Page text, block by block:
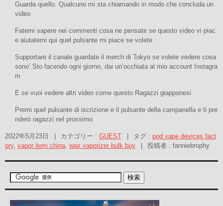
Guarda quello. Qualcuno mi sta chiamando in modo che concluda un
video
Fatemi sapere nei commenti cosa ne pensate se questo video vi piac
e aiutatemi qui quel pulsante mi piace se volete
Supportare il canale guardate il merch di Tokyo se volete vedere cosa
sono’ Sto facendo ogni giorno, dai un’occhiata al mio account Instagra
m
E se vuoi vedere altri video come questo Ragazzi giapponesi
Premi quel pulsante di iscrizione e il pulsante della campanella e ti pre
nderò ragazzi nel prossimo
2022年5月23日 カテゴリー : GUEST タグ : pod vape devices fact
ory, vapor item china, wax vaporizer bulk buy 投稿者 : fanniebrophy